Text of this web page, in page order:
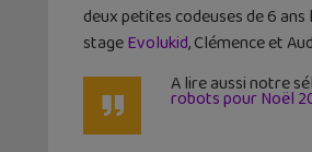
deux petites codeuses de 6 ans
stageEvolukid, Clémence et
A lire aussi notre
robots pour Noël